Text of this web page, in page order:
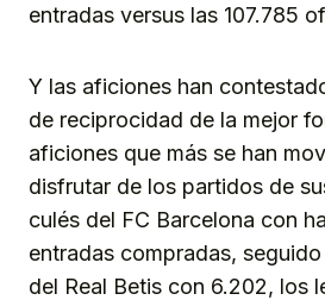
entradas versus las 107.785
Y las aficiones han
de reciprocidad de la mejor
aficiones que más se han
disfrutar de los partidos de
culés del FC Barcelona con
entradas compradas,
del Real Betis con 6.202, los